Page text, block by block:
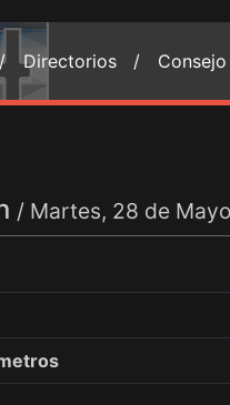
Directorios /
/ Martes, 28 de